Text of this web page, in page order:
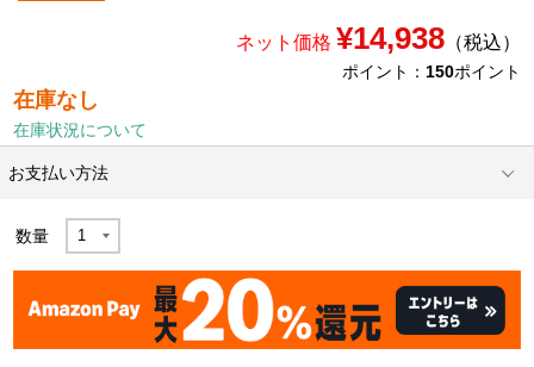
ネット価格 ¥14,938（税込）
ポイント： 150ポイント
在庫なし
在庫状況について
お支払い方法
数量